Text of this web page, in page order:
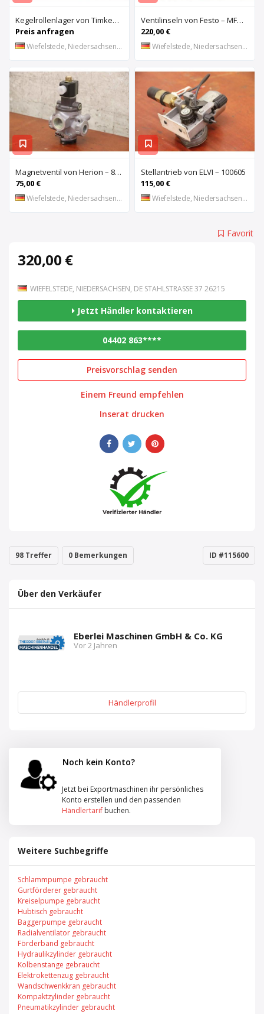
Kegelrollenlager von Timken – HH421246 C
Preis anfragen
Wiefelstede, Niedersachsen, DE
Ventilinseln von Festo – MFHE-3-1/4 MFH-5-1/4
220,00 €
Wiefelstede, Niedersachsen, DE
Magnetventil von Herion – 8026673
75,00 €
Wiefelstede, Niedersachsen, DE
Stellantrieb von ELVI – 100605
115,00 €
Wiefelstede, Niedersachsen, DE
Favorit
320,00 €
WIEFELSTEDE, NIEDERSACHSEN, DE STAHLSTRASSE 37 26215
Jetzt Händler kontaktieren
04402 863****
Preisvorschlag senden
Einem Freund empfehlen
Inserat drucken
98 Treffer 0 Bemerkungen ID #115600
Über den Verkäufer
Eberlei Maschinen GmbH & Co. KG
Vor 2 Jahren
Händlerprofil
Noch kein Konto?
Jetzt bei Exportmaschinen ihr persönliches
Konto erstellen und den passenden
Händlertarif buchen.
Weitere Suchbegriffe
Schlammpumpe gebraucht
Gurtförderer gebraucht
Kreiselpumpe gebraucht
Hubtisch gebraucht
Baggerpumpe gebraucht
Radialventilator gebraucht
Förderband gebraucht
Hydraulikzylinder gebraucht
Kolbenstange gebraucht
Elektrokettenzug gebraucht
Wandschwenkkran gebraucht
Kompaktzylinder gebraucht
Pneumatikzylinder gebraucht